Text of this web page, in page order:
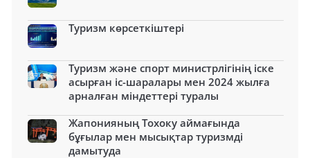
Туризм көрсеткіштері
Туризм және спорт министрлігінің іске
асырған іс-шаралары мен 2024 жылға
арналған міндеттері туралы
Жапонияның Тохоку аймағында
бұғылар мен мысықтар туризмді
дамытуда